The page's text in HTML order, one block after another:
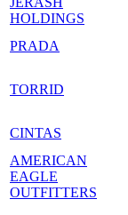
HOLDINGS
PRADA
TORRID
CINTAS
AMERICAN
EAGLE
OUTFITTERS